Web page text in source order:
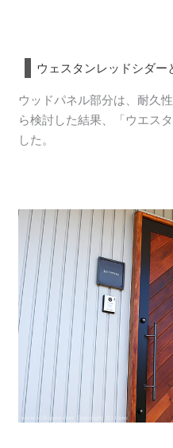
ウェスタンレッドシダー
ウッドパネル部分は、耐久
ら検討した結果、「ウエス
した。